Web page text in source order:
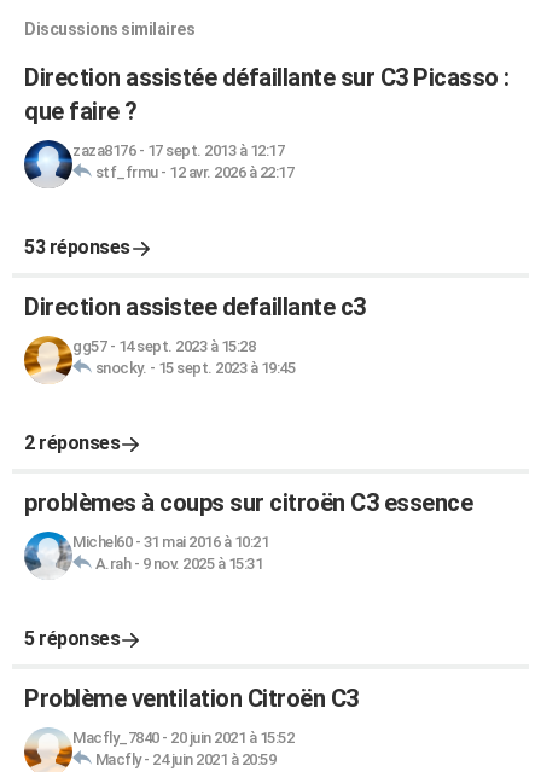
Discussions similaires
Direction assistée défaillante sur C3 Picasso :
que faire ?
zaza8176- 17 sept. 2013 à 12:17
stf_frmu- 12 avr. 2026 à 22:17
53 réponses
Direction assistee defaillante c3
gg57- 14 sept. 2023 à 15:28
snocky. - 15 sept. 2023 à 19:45
2 réponses
problèmes à coups sur citroën C3 essence
Michel60- 31 mai 2016 à 10:21
A.rah- 9 nov. 2025 à 15:31
5 réponses
Problème ventilation Citroën C3
Macfly_7840- 20 juin 2021 à 15:52
Macfly- 24 juin 2021 à 20:59